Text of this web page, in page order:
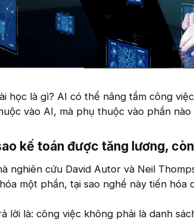
học là gì? AI có thể nâng tầm công
vào AI, mà phụ thuộc vào phần
kế toán được tăng lương,
nghiên cứu David Autor và Neil
một phần, tại sao nghề này tiến hóa
lời là: công việc không phải là danh